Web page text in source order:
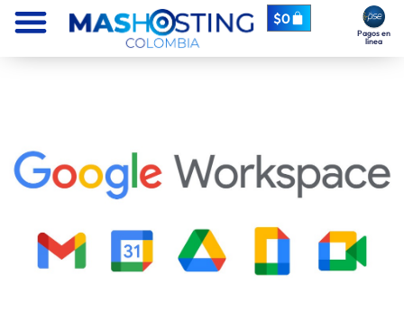
$0
Pagos en
línea